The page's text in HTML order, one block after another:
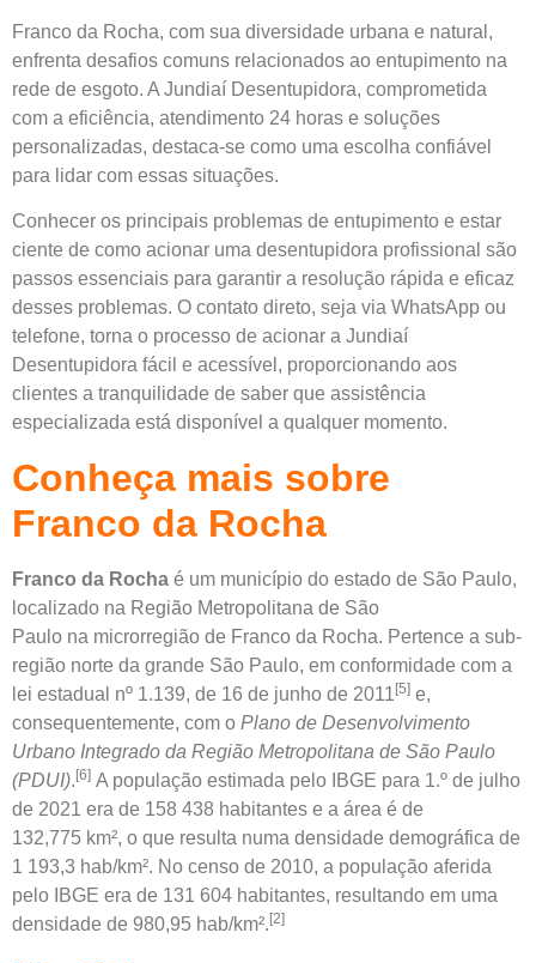
Franco da Rocha, com sua diversidade urbana e natural,
enfrenta desafios comuns relacionados ao entupimento na
rede de esgoto. A Jundiaí Desentupidora, comprometida
com a eficiência, atendimento 24 horas e soluções
personalizadas, destaca-se como uma escolha confiável
para lidar com essas situações.
Conhecer os principais problemas de entupimento e estar
ciente de como acionar uma desentupidora profissional são
passos essenciais para garantir a resolução rápida e eficaz
desses problemas. O contato direto, seja via WhatsApp ou
telefone, torna o processo de acionar a Jundiaí
Desentupidora fácil e acessível, proporcionando aos
clientes a tranquilidade de saber que assistência
especializada está disponível a qualquer momento.
Conheça mais sobre
Franco da Rocha
Franco da Rocha é um município do estado de São Paulo,
localizado na Região Metropolitana de São
Paulo na microrregião de Franco da Rocha. Pertence a sub-
região norte da grande São Paulo, em conformidade com a
lei estadual nº 1.139, de 16 de junho de 2011[5] e,
consequentemente, com o Plano de Desenvolvimento
Urbano Integrado da Região Metropolitana de São Paulo
(PDUI).[6] A população estimada pelo IBGE para 1.º de julho
de 2021 era de 158 438 habitantes e a área é de
132,775 km², o que resulta numa densidade demográfica de
1 193,3 hab/km². No censo de 2010, a população aferida
pelo IBGE era de 131 604 habitantes, resultando em uma
densidade de 980,95 hab/km².[2]